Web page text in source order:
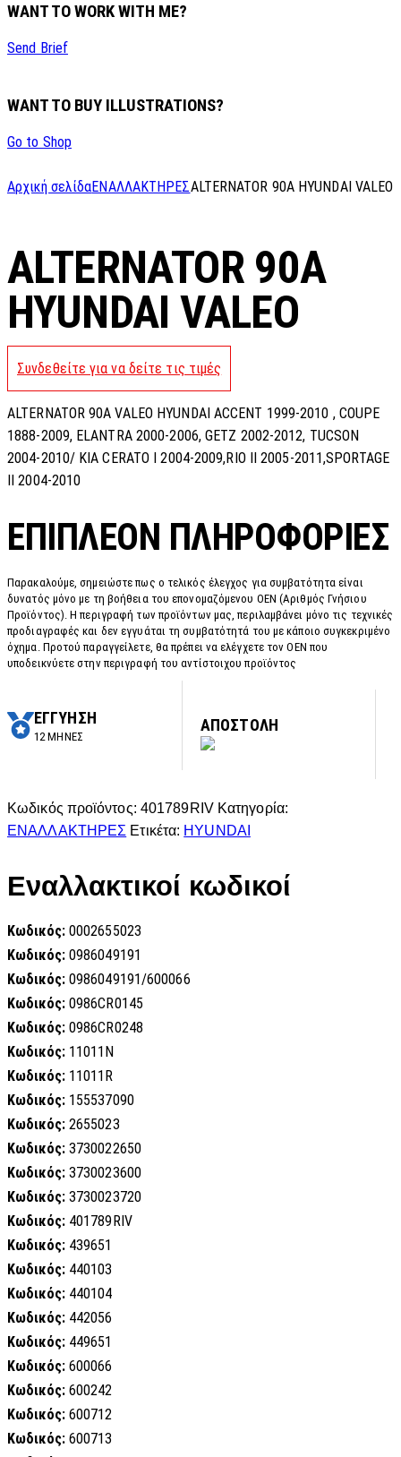
WANT TO WORK WITH ME?
Send Brief
WANT TO BUY ILLUSTRATIONS?
Go to Shop
Αρχική σελίδαΕΝΑΛΛΑΚΤΗΡΕΣALTERNATOR 90A HYUNDAI VALEO
ALTERNATOR 90A
HYUNDAI VALEO
Συνδεθείτε για να δείτε τις τιμές
ALTERNATOR 90A VALEO HYUNDAI ACCENT 1999-2010 , COUPE
1888-2009, ELANTRA 2000-2006, GETZ 2002-2012, TUCSON
2004-2010/ KIA CERATO I 2004-2009,RIO II 2005-2011,SPORTAGE
II 2004-2010
ΕΠΙΠΛΈΟΝ ΠΛΗΡΟΦΟΡΊΕΣ
Παρακαλούμε, σημειώστε πως ο τελικός έλεγχος για συμβατότητα είναι
δυνατός μόνο με τη βοήθεια του επονομαζόμενου OEN (Αριθμός Γνήσιου
Προϊόντος). Η περιγραφή των προϊόντων μας, περιλαμβάνει μόνο τις τεχνικές
προδιαγραφές και δεν εγγυάται τη συμβατότητά του με κάποιο συγκεκριμένο
όχημα. Προτού παραγγείλετε, θα πρέπει να ελέγχετε τον OEN που
υποδεικνύετε στην περιγραφή του αντίστοιχου προϊόντος
ΕΓΓΥΗΣΗ
12 ΜΗΝΕΣ
ΑΠΟΣΤΟΛΗ
Κωδικός προϊόντος: 401789RIV Κατηγορία:
ΕΝΑΛΛΑΚΤΗΡΕΣ Ετικέτα: HYUNDAI
Εναλλακτικοί κωδικοί
Κωδικός: 0002655023
Κωδικός: 0986049191
Κωδικός: 0986049191/600066
Κωδικός: 0986CR0145
Κωδικός: 0986CR0248
Κωδικός: 11011N
Κωδικός: 11011R
Κωδικός: 155537090
Κωδικός: 2655023
Κωδικός: 3730022650
Κωδικός: 3730023600
Κωδικός: 3730023720
Κωδικός: 401789RIV
Κωδικός: 439651
Κωδικός: 440103
Κωδικός: 440104
Κωδικός: 442056
Κωδικός: 449651
Κωδικός: 600066
Κωδικός: 600242
Κωδικός: 600712
Κωδικός: 600713